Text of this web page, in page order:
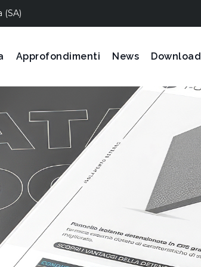
(SA)
Approfondimenti News Download